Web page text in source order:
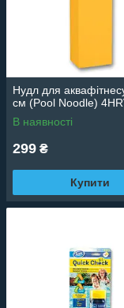
Нудл для
см (Pool Noodle)
В наявності
299 ₴
Купити